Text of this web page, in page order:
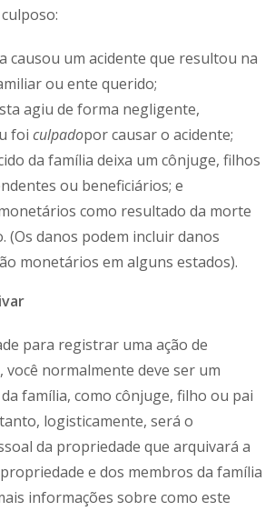
causou um acidente que resultou na
ou ente querido;
agiu de forma negligente,
foi culpadopor causar o acidente;
da família deixa um cônjuge, filhos
ou beneficiários; e
como resultado da morte
(Os danos podem incluir danos
monetários em alguns estados).
para registrar uma ação de
você normalmente deve ser um
família, como cônjuge, filho ou pai
logisticamente, será o
da propriedade que arquivará a
e dos membros da família
informações sobre como este